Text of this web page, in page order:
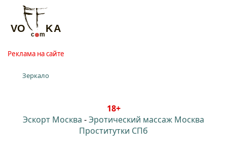
Реклама на сайте
Зеркало
18+
Эскорт Москва -Эротический массаж Москва
Проститутки СПб